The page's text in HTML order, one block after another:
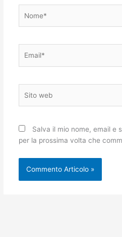
web
Salva il mio nome, email e
per la prossima volta che